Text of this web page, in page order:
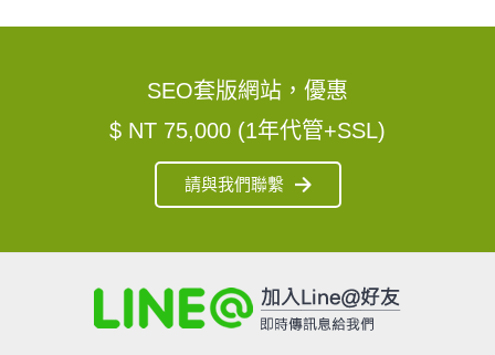
SEO套版網站，優惠
$ NT 75,000 (1年代管+SSL)
請與我們聯繫